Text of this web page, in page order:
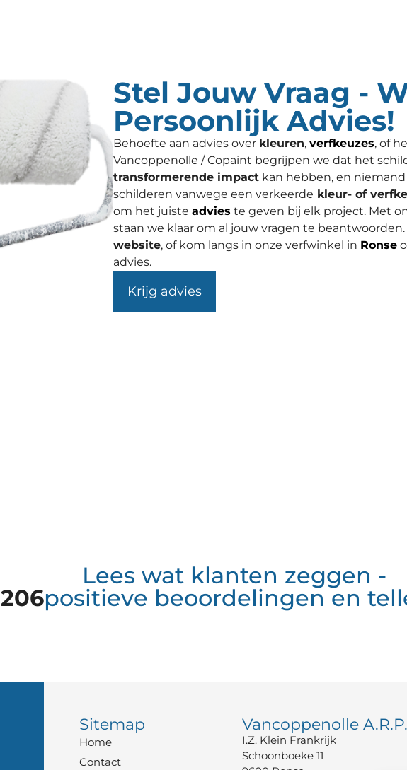
Stel Jouw Vraag -
Persoonlijk Advies!
Behoefte aan advies over kleuren, verfkeuzes, of
Vancoppenolle / Copaint begrijpen we dat het
transformerende impact kan hebben, en
schilderen vanwege een verkeerde kleur- of
om het juiste advies te geven bij elk project. Met
staan we klaar om al jouw vragen te
website, of kom langs in onze verfwinkel in Ronse
advies.
Krijg advies
Lees wat klanten zeggen -
206positieve beoordelingen en
Sitemap
Home
Contact
Vancoppenolle A.R.P.
I.Z. Klein Frankrijk
Schoonboeke 11